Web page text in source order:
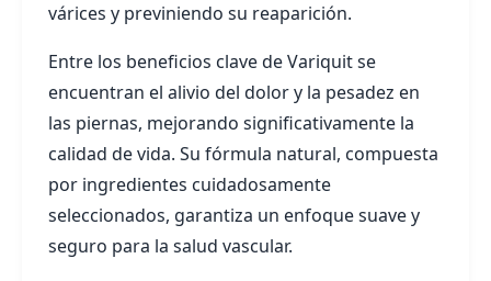
várices y previniendo su reaparición.
Entre los beneficios clave de Variquit se
encuentran el alivio del dolor y la pesadez en
las piernas, mejorando significativamente la
calidad de vida. Su fórmula natural, compuesta
por ingredientes cuidadosamente
seleccionados, garantiza un enfoque suave y
seguro para la salud vascular.